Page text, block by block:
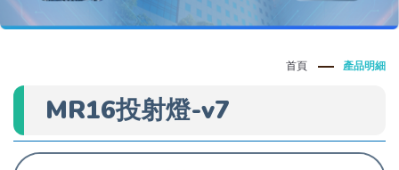
首頁 產品明細
MR16投射燈-v7